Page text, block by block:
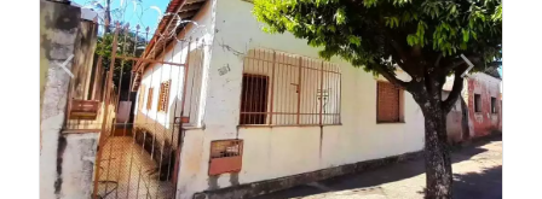
arrow_back_iosPrevious arrow_forward_iosNext